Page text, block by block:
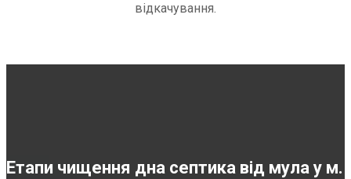
відкачування.
Етапи чищення дна септика від мула у м.